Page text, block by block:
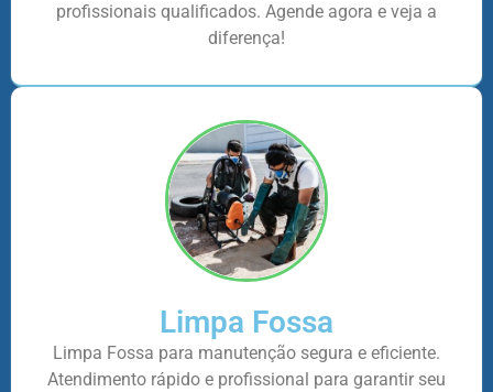
profissionais qualificados. Agende agora e veja a
diferença!
Limpa Fossa
Limpa Fossa para manutenção segura e eficiente.
Atendimento rápido e profissional para garantir seu